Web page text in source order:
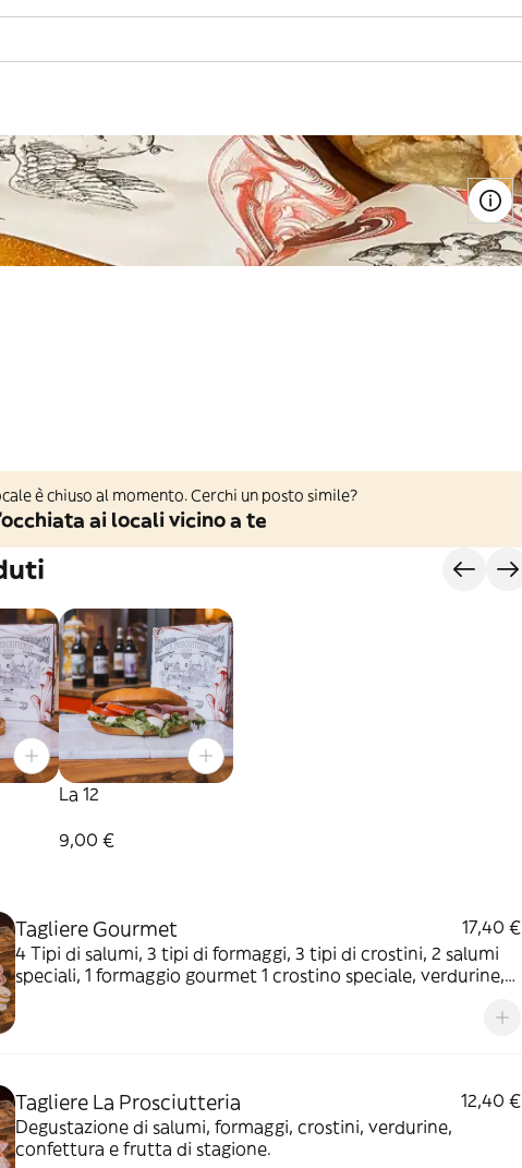
è chiuso al momento. Cerchi un posto simile?
ai locali vicino a te
La 12
9,00 €
Tagliere Gourmet
17,40 €
4 Tipi di salumi, 3 tipi di formaggi, 3 tipi di crostini, 2 salumi
speciali, 1 formaggio gourmet 1 crostino speciale, verdurine,
Tagliere La Prosciutteria
12,40 €
Degustazione di salumi, formaggi, crostini, verdurine,
confettura e frutta di stagione.